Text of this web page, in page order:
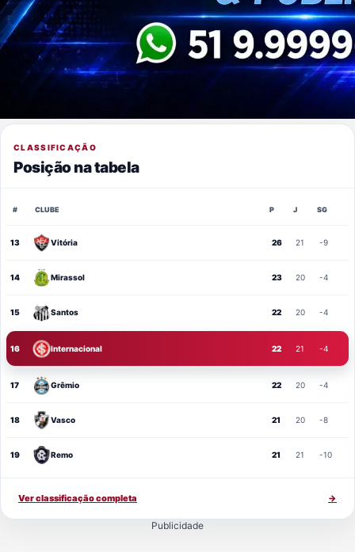
CLASSIFICAÇÃO
Posição na tabela
# CLUBE P J SG
13 Vitória 26 21 -9
14 Mirassol 23 20 -4
15 Santos 22 20 -4
16 Internacional 22 21 -4
17 Grêmio 22 20 -4
18 Vasco 21 20 -8
19 Remo 21 21 -10
Ver classificação completa →
Publicidade